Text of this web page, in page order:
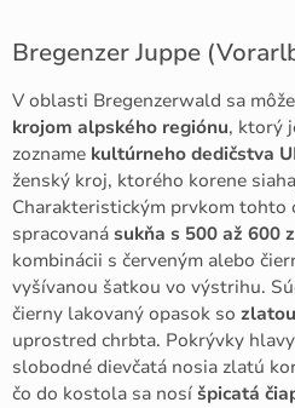
Bregenzer Juppe
V oblasti Bregenzerwald sa
krojom alpského regiónu, ktorý
zozname kultúrneho dedičstva
ženský kroj, ktorého korene
Charakteristickým prvkom tohto
spracovaná sukňa s 500 až 600
kombinácii s červeným alebo
vyšívanou šatkou vo výstrihu.
čierny lakovaný opasok so
uprostred chrbta. Pokrývky
slobodné dievčatá nosia zlatú
čo do kostola sa nosí špicatá